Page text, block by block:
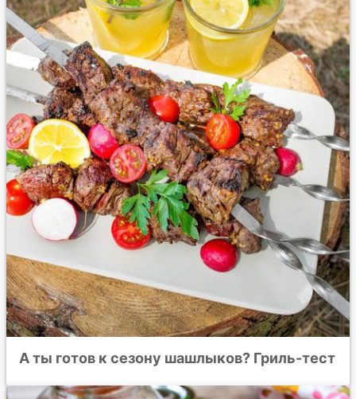
А ты готов к сезону шашлыков? Гриль-тест